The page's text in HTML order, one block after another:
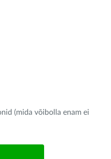
(mida võibolla enam ei